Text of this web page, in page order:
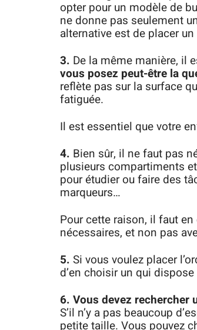
opter pour un modèle de
ne donne pas seulement
alternative est de placer
3. De la même manière, il
vous posez peut-être la
reflète pas sur la surface
fatiguée.
Il est essentiel que votre
4. Bien sûr, il ne faut pas
plusieurs compartiments
pour étudier ou faire des
marqueurs…
Pour cette raison, il faut
nécessaires, et non pas
5. Si vous voulez placer
d’en choisir un qui
6. Vous devez
S’il n’y a pas beaucoup
petite taille. Vous pouvez